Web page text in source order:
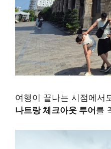
여행이 끝나는 시점에서
나트랑 체크아웃 투어 를